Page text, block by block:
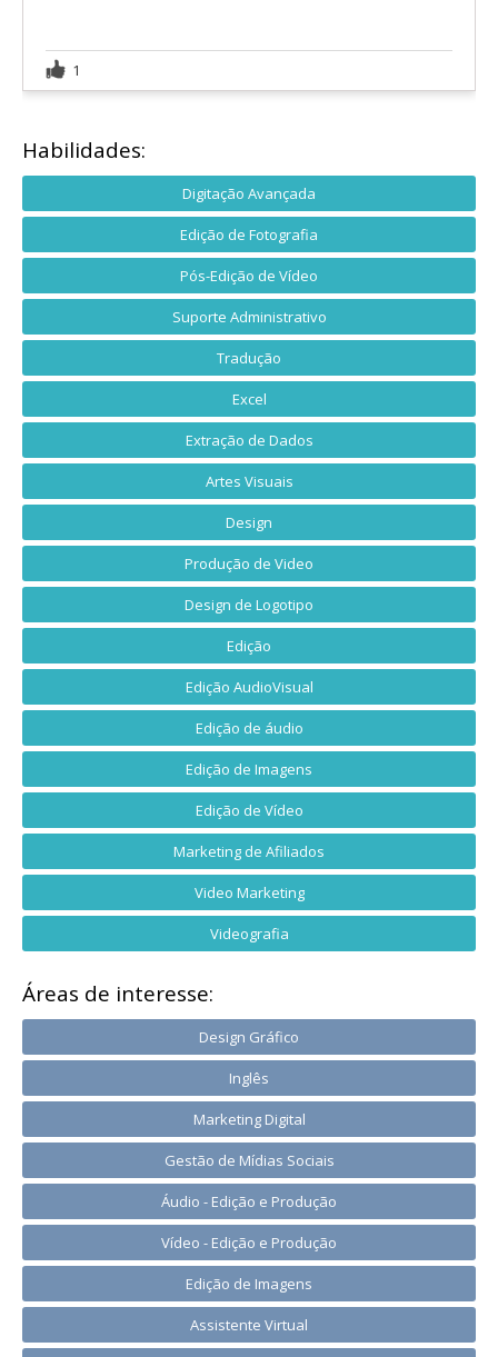
1
Habilidades:
Digitação Avançada
Edição de Fotografia
Pós-Edição de Vídeo
Suporte Administrativo
Tradução
Excel
Extração de Dados
Artes Visuais
Design
Produção de Video
Design de Logotipo
Edição
Edição AudioVisual
Edição de áudio
Edição de Imagens
Edição de Vídeo
Marketing de Afiliados
Video Marketing
Videografia
Áreas de interesse:
Design Gráfico
Inglês
Marketing Digital
Gestão de Mídias Sociais
Áudio - Edição e Produção
Vídeo - Edição e Produção
Edição de Imagens
Assistente Virtual